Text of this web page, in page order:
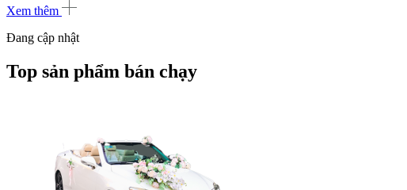
Xem thêm
Đang cập nhật
Top sản phẩm bán chạy